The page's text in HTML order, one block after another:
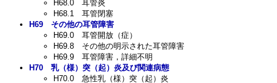
H68.0 耳管炎
H68.1
耳管閉塞
H69 その他の耳管障害
H69.0 耳管開放（症）
H69.8 その他の明示された耳管障害
H69.9 耳管障害，詳細不明
H70 乳（様）突（起）炎及び関連病態
H70.0 急性乳（様）突（起）炎